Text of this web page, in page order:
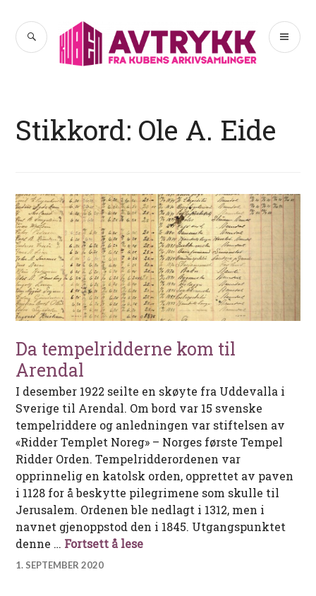
innhold
Avtrykk
SØK
Stikkord: Ole A. Eide
Da tempelridderne kom til
Arendal
I desember 1922 seilte en skøyte fra Uddevalla i
Sverige til Arendal. Om bord var 15 svenske
tempelriddere og anledningen var stiftelsen av
«Ridder Templet Noreg» – Norges første Tempel
Ridder Orden. Tempelridderordenen var
opprinnelig en katolsk orden, opprettet av paven
i 1128 for å beskytte pilegrimene som skulle til
Jerusalem. Ordenen ble nedlagt i 1312, men i
navnet gjenoppstod den i 1845. Utgangspunktet
denne … Fortsett å leseDa tempelridderne kom til
1. SEPTEMBER 2020